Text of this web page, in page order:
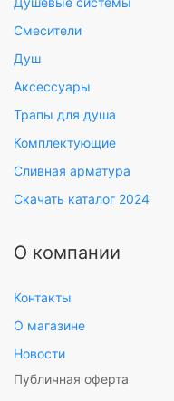
Смесители
Душ
Аксессуары
Трапы для душа
Комплектующие
Сливная арматура
Скачать каталог 2024
О компании
Контакты
О магазине
Новости
Публичная оферта